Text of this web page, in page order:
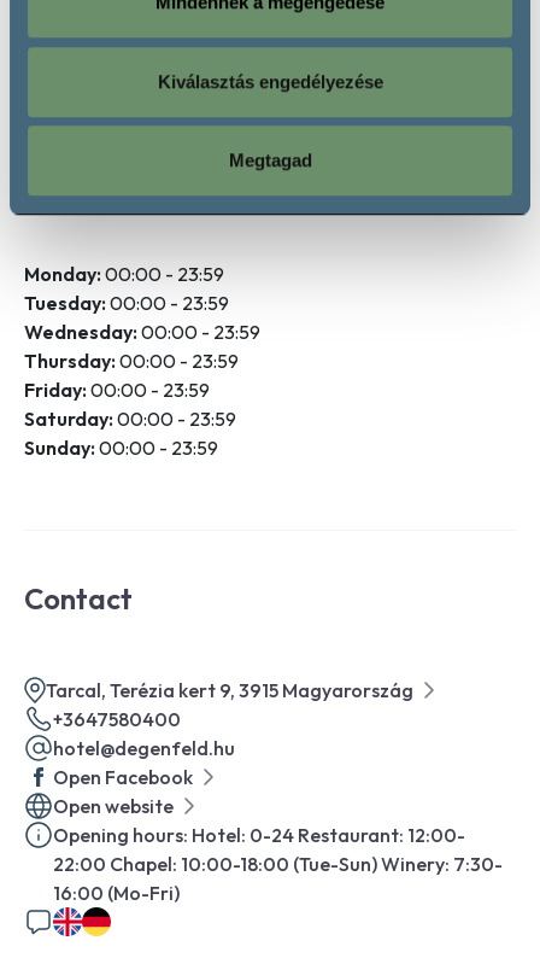
Kiválasztás engedélyezése
Megtagad
Monday:00:00 - 23:59
Tuesday:00:00 - 23:59
Wednesday:00:00 - 23:59
Thursday:00:00 - 23:59
Friday:00:00 - 23:59
Saturday:00:00 - 23:59
Sunday:00:00 - 23:59
Contact
Tarcal, Terézia kert 9, 3915 Magyarország
+3647580400
hotel@degenfeld.hu
Open Facebook
Open website
Opening hours: Hotel: 0-24 Restaurant: 12:00-
22:00 Chapel: 10:00-18:00 (Tue-Sun) Winery: 7:30-
16:00 (Mo-Fri)